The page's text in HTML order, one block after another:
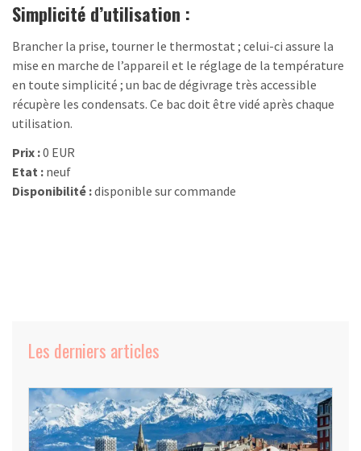
Simplicité d’utilisation :
Brancher la prise, tourner le thermostat ; celui-ci assure la
mise en marche de l’appareil et le réglage de la température
en toute simplicité ; un bac de dégivrage très accessible
récupère les condensats. Ce bac doit être vidé après chaque
utilisation.
Prix :0 EUR
Etat : neuf
Disponibilité :disponible sur commande
Les derniers articles